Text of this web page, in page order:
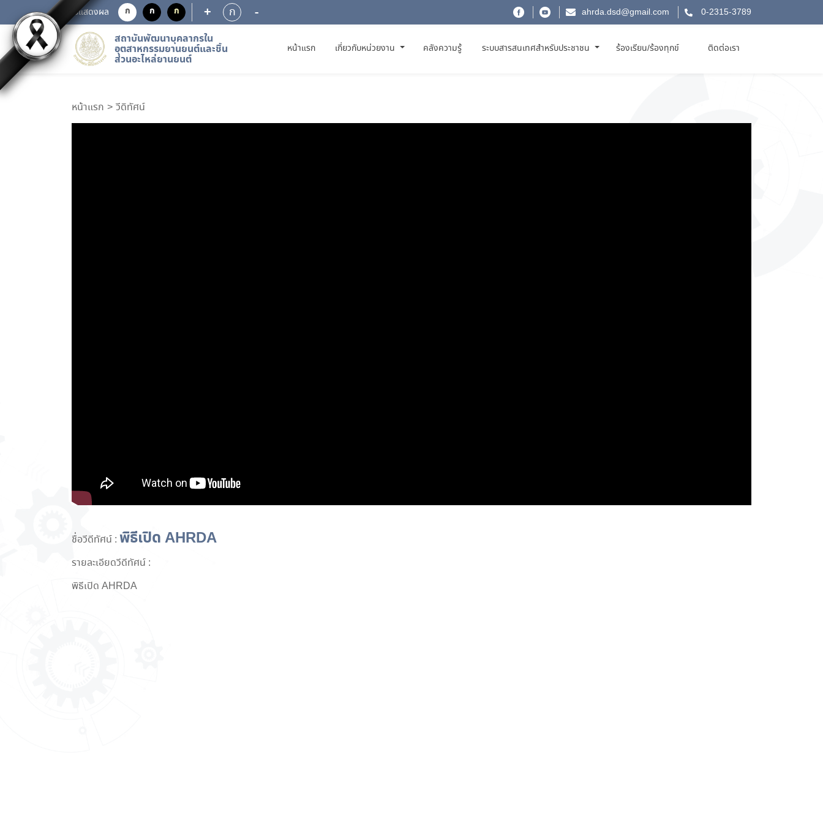
การแสดงผล ก ก ก + ก - ahrda.dsd@gmail.com 0-2315-3789
สถาบันพัฒนาบุคลากรใน
อุตสาหกรรมยานยนต์และชิ้น
ส่วนอะไหล่ยานยนต์
หน้าแรก(CURRENT)
เกี่ยวกับหน่วยงาน คลังความรู้ ระบบสารสนเทศสำหรับประชาชน ร้องเรียน/ร้องทุกข์ ติดต่อเรา
หน้าแรก วีดิทัศน์
ชื่อวีดีทัศน์ : พิธีเปิด AHRDA
รายละเอียดวีดีทัศน์ :
พิธีเปิด AHRDA